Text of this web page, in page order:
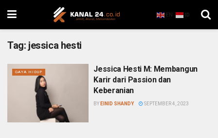
EN ID
Tag: jessica hesti
GAYA HIDUP
Jessica Hesti M: Membangun
Karir dari Passion dan
Keberanian
BY EINID SHANDY SEPTEMBER 4, 2023